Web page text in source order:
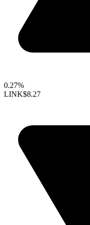
0.27%
LINK$8.27